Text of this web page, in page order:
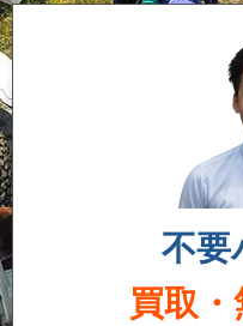
不要
買取